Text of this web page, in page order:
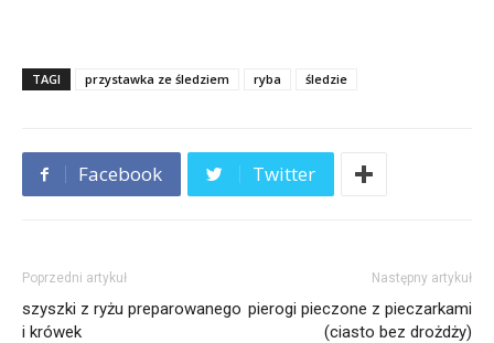
TAGI przystawka ze śledziem ryba śledzie
Facebook Twitter
Poprzedni artykuł
szyszki z ryżu preparowanego
i krówek
Następny artykuł
pierogi pieczone z pieczarkami
(ciasto bez drożdży)